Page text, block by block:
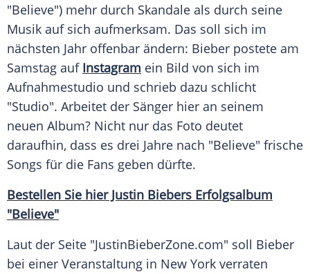
"Believe") mehr durch Skandale als durch seine
Musik auf sich aufmerksam. Das soll sich im
nächsten Jahr offenbar ändern: Bieber postete am
Samstag auf Instagram ein Bild von sich im
Aufnahmestudio und schrieb dazu schlicht
"Studio". Arbeitet der Sänger hier an seinem
neuen Album? Nicht nur das Foto deutet
daraufhin, dass es drei Jahre nach "Believe" frische
Songs für die Fans geben dürfte.
Bestellen Sie hier Justin Biebers Erfolgsalbum
"Believe"
Laut der Seite "JustinBieberZone.com" soll Bieber
bei einer Veranstaltung in New York verraten